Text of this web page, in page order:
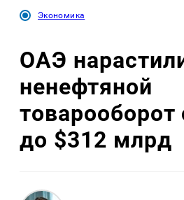
Экономика
ОАЭ
ненефтяной
до $312 млрд